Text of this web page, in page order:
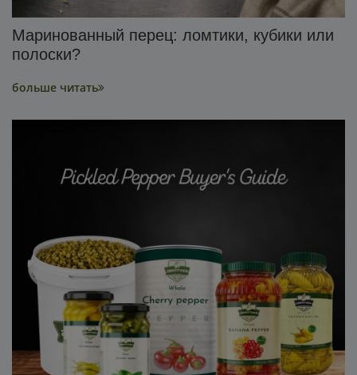
Маринованный перец: ломтики, кубики или
полоски?
больше читать